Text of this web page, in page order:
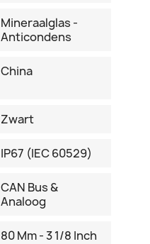
Mineraalglas -
Anticondens
China
Zwart
IP67 (IEC 60529)
CAN Bus &
Analoog
80 Mm - 3 1/8 Inch